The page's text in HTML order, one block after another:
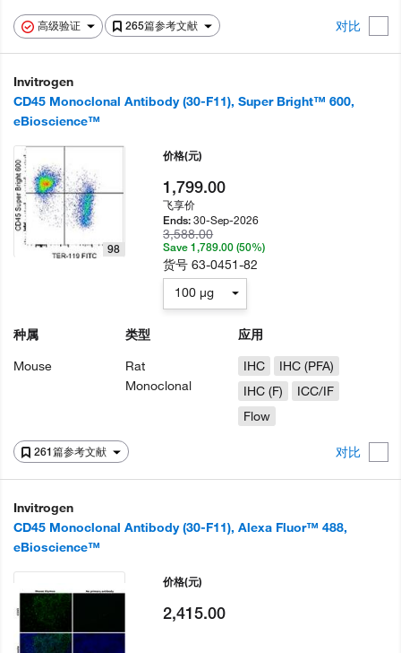
高级验证 265篇参考文献 对比
Invitrogen
CD45 Monoclonal Antibody (30-F11), Super Bright™ 600,
eBioscience™
261篇参考文献 对比
98
种属
Mouse
类型
Rat
Monoclonal
应用
IHC
IHC (PFA)
IHC (F)
ICC/IF
Flow
价格(元)
1,799.00
飞享价
Ends:30-Sep-2026
3,588.00
Save 1,789.00 (50%)
货号63-0451-82
100 µg
Invitrogen
CD45 Monoclonal Antibody (30-F11), Alexa Fluor™ 488,
eBioscience™
价格(元)
2,415.00